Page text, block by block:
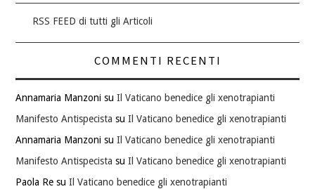
RSS FEED di tutti gli Articoli
COMMENTI RECENTI
Annamaria Manzoni suIl Vaticano benedice gli xenotrapianti
Manifesto Antispecista suIl Vaticano benedice gli xenotrapianti
Annamaria Manzoni suIl Vaticano benedice gli xenotrapianti
Manifesto Antispecista suIl Vaticano benedice gli xenotrapianti
Paola Re suIl Vaticano benedice gli xenotrapianti